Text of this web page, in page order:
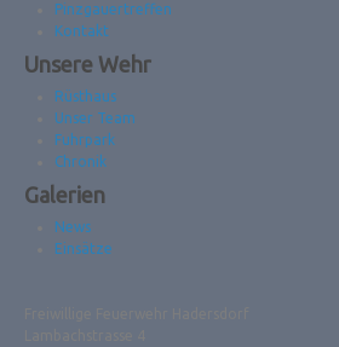
Pinzgauertreffen
Kontakt
Unsere Wehr
Rüsthaus
Unser Team
Fuhrpark
Chronik
Galerien
News
Einsätze